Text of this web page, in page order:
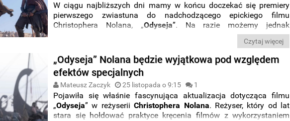
W ciągu najbliższych dni mamy w końcu doczekać się premiery
pierwszego zwiastuna do nadchodzącego epickiego filmu
Christophera Nolana, „Odyseja”. Na razie możemy jednak
zobaczyć, jak wyczekiwana przez widzów na całym świecie
prezentuje się na nowych zdjęciach udostępnionych
przez magazyn Entertainment Weekly. Zdjęcia dają nam nowy
wgląd w ambitną interpretację ponadczasowegomitu Homera
autorstwaNolanai gwiazdorską obsadę, która sportretowała
mitycznych bohaterów.
Czytaj więcej
„Odyseja” Nolana będzie wyjątkowa pod względem
efektów specjalnych
Mateusz Zaczyk 25 listopada o 9:15 1
Pojawiła się właśnie fascynująca aktualizacja dotycząca filmu
„Odyseja” w reżyseriiChristophera Nolana. Reżyser, który od lat
stara się hołdować praktyce kręcenia filmów z wykorzystaniem